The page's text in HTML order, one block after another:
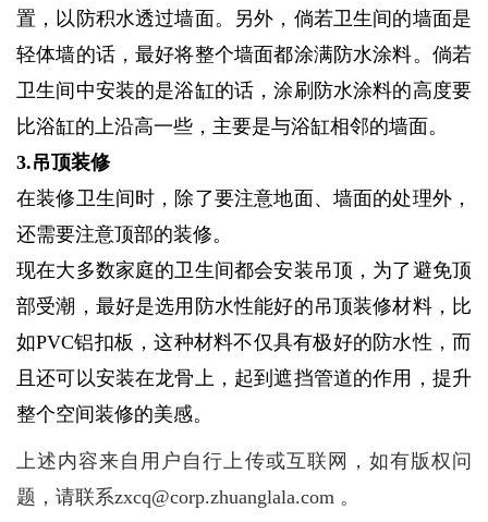
置，以防积水透过墙面。另外，倘若卫生间的墙面是
轻体墙的话，最好将整个墙面都涂满防水涂料。倘若
卫生间中安装的是浴缸的话，涂刷防水涂料的高度要
比浴缸的上沿高一些，主要是与浴缸相邻的墙面。
3.吊顶装修
在装修卫生间时，除了要注意地面、墙面的处理外，
还需要注意顶部的装修。
现在大多数家庭的卫生间都会安装吊顶，为了避免顶
部受潮，最好是选用防水性能好的吊顶装修材料，比
如PVC铝扣板，这种材料不仅具有极好的防水性，而
且还可以安装在龙骨上，起到遮挡管道的作用，提升
整个空间装修的美感。
上述内容来自用户自行上传或互联网，如有版权问
题，请联系zxcq@corp.zhuanglala.com 。